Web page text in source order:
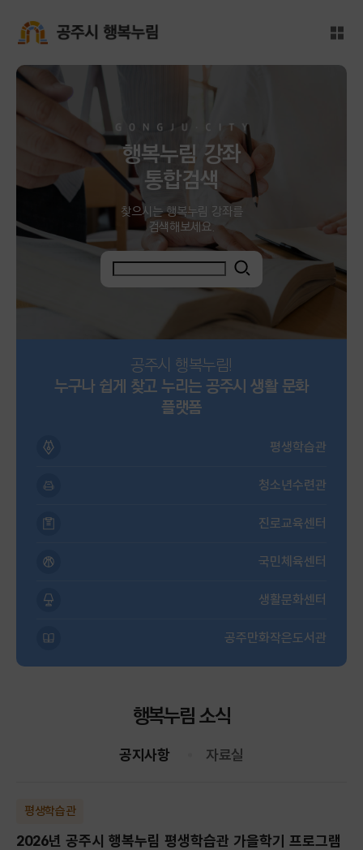
전체
행복누림 강좌
통합검색
찾으시는 행복누림 강좌를
검색해보세요.
공주시 행복누림!
누구나 쉽게 찾고 누리는 공주시 생활 문화
플랫폼
평생학습관
청소년수련관
진로교육센터
국민체육센터
생활문화센터
공주만화작은도서관
행복누림 소식
공지사항 자료실
평생학습관
2026년 공주시 행복누림 평생학습관 가을학기 프로그램